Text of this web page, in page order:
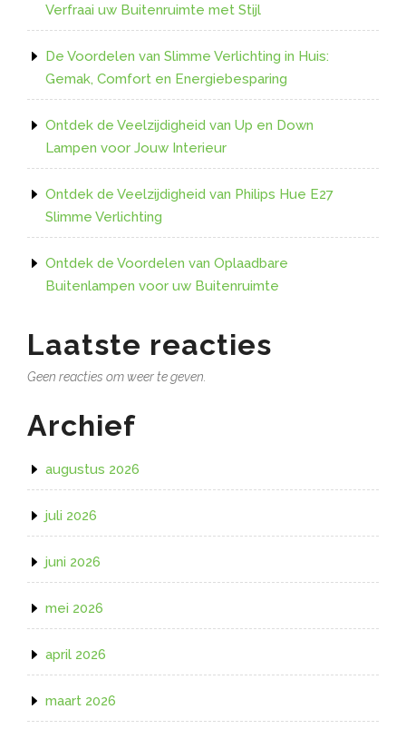
Verfraai uw Buitenruimte met Stijl
De Voordelen van Slimme Verlichting in Huis:
Gemak, Comfort en Energiebesparing
Ontdek de Veelzijdigheid van Up en Down
Lampen voor Jouw Interieur
Ontdek de Veelzijdigheid van Philips Hue E27
Slimme Verlichting
Ontdek de Voordelen van Oplaadbare
Buitenlampen voor uw Buitenruimte
Laatste reacties
Geen reacties om weer te geven.
Archief
augustus 2026
juli 2026
juni 2026
mei 2026
april 2026
maart 2026